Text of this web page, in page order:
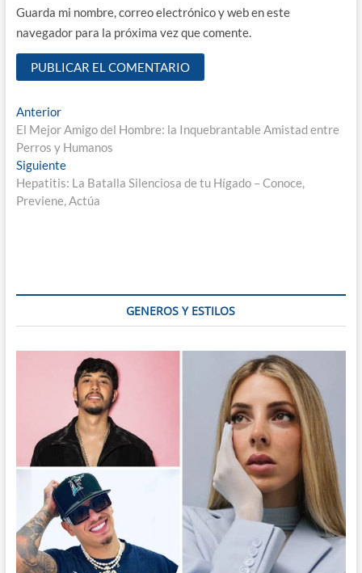
Guarda mi nombre, correo electrónico y web en este
navegador para la próxima vez que comente.
Navegación
de
entradas
AnteriorEntrada
anterior:
El Mejor Amigo del Hombre: la Inquebrantable Amistad entre
Perros y Humanos
SiguienteEntrada
siguiente:
Hepatitis: La Batalla Silenciosa de tu Hígado – Conoce,
Previene, Actúa
GENEROS Y ESTILOS